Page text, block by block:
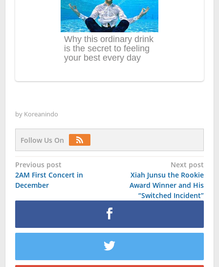
by Koreanindo
Follow Us On
Post
navigation
Previous post
2AM First Concert in
December
Next post
Xiah Junsu the Rookie
Award Winner and His
“Switched Incident”